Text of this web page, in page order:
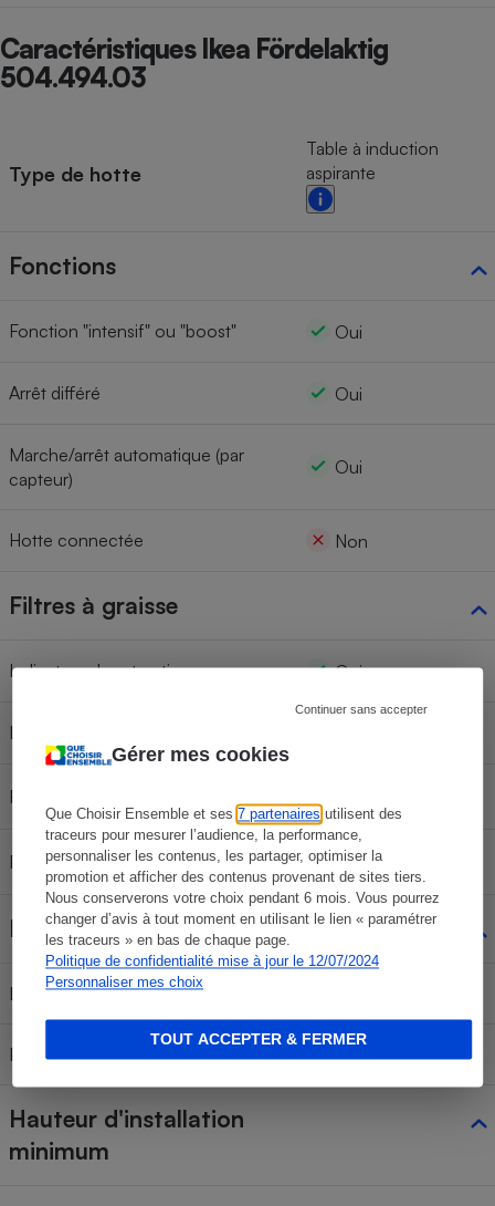
Gérer mes cookies
Que Choisir Ensemble et ses7 partenaires utilisent des
traceurs pour mesurer l’audience, la performance,
personnaliser les contenus, les partager, optimiser la
promotion et afficher des contenus provenant de sites tiers.
Nous conserverons votre choix pendant 6 mois. Vous pourrez
changer d’avis à tout moment en utilisant le lien « paramétrer
les traceurs » en bas de chaque page.
Politique de confidentialité mise à jour le 12/07/2024
Personnaliser mes choix
Continuer sans accepter
TOUT ACCEPTER & FERMER
Caractéristiques Ikea Fördelaktig
504.494.03
Type de hotte
Table à induction
aspirante
Fonctions
Fonction "intensif" ou "boost" Oui
Arrêt différé Oui
Marche/arrêt automatique (par
capteur)
Oui
Hotte connectée Non
Filtres à graisse
Indicateur de saturation Oui
Lavables en lave-vaisselle
Référence
Prix unitaire d’un filtre à graisse
Dimensions
Largeur
Profondeur 52 cm
Hauteur d'installation
minimum